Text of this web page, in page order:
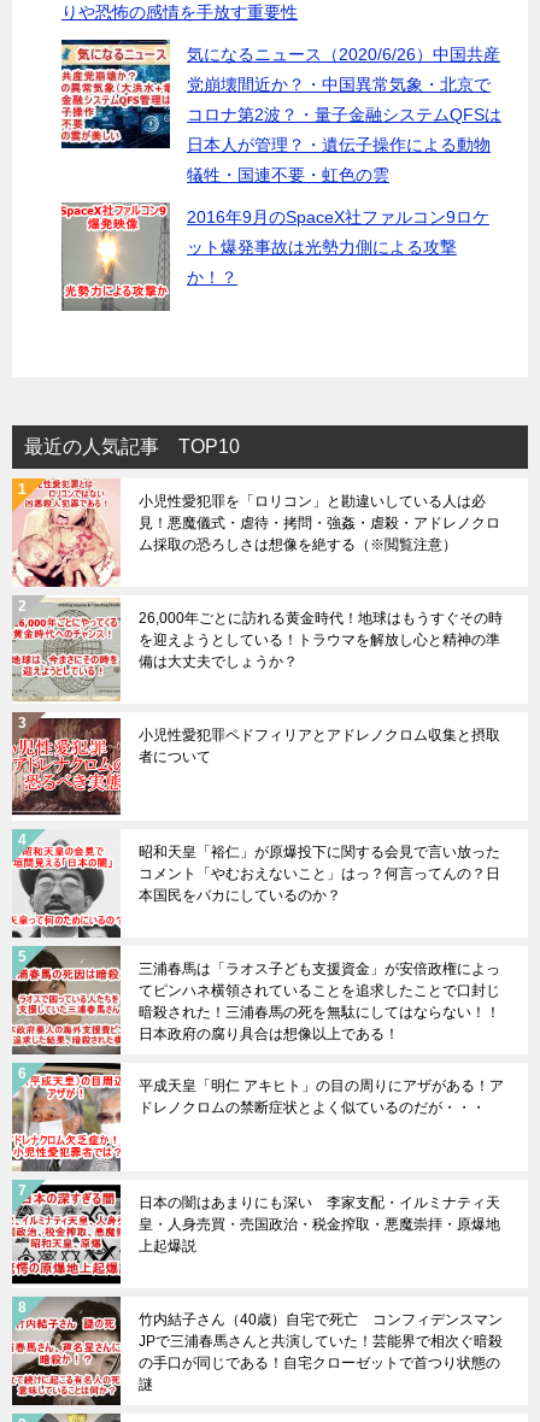
りや恐怖の感情を手放す重要性
気になるニュース（2020/6/26）中国共産
党崩壊間近か？・中国異常気象・北京で
コロナ第2波？・量子金融システムQFSは
日本人が管理？・遺伝子操作による動物
犠牲・国連不要・虹色の雲
2016年9月のSpaceX社ファルコン9ロケ
ット爆発事故は光勢力側による攻撃
か！？
最近の人気記事 TOP10
小児性愛犯罪を「ロリコン」と勘違いしている人は必
見！悪魔儀式・虐待・拷問・強姦・虐殺・アドレノクロ
ム採取の恐ろしさは想像を絶する（※閲覧注意）
26,000年ごとに訪れる黄金時代！地球はもうすぐその時
を迎えようとしている！トラウマを解放し心と精神の準
備は大丈夫でしょうか？
小児性愛犯罪ペドフィリアとアドレノクロム収集と摂取
者について
昭和天皇「裕仁」が原爆投下に関する会見で言い放った
コメント「やむおえないこと」はっ？何言ってんの？日
本国民をバカにしているのか？
三浦春馬は「ラオス子ども支援資金」が安倍政権によっ
てピンハネ横領されていることを追求したことで口封じ
暗殺された！三浦春馬の死を無駄にしてはならない！！
日本政府の腐り具合は想像以上である！
平成天皇「明仁 アキヒト」の目の周りにアザがある！ア
ドレノクロムの禁断症状とよく似ているのだが・・・
日本の闇はあまりにも深い 李家支配・イルミナティ天
皇・人身売買・売国政治・税金搾取・悪魔崇拝・原爆地
上起爆説
竹内結子さん（40歳）自宅で死亡 コンフィデンスマン
JPで三浦春馬さんと共演していた！芸能界で相次ぐ暗殺
の手口が同じである！自宅クローゼットで首つり状態の
謎